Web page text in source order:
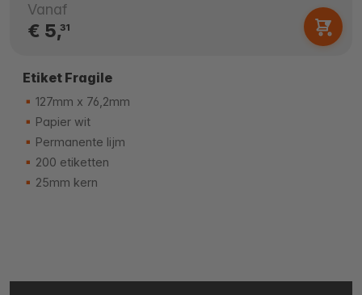
Vanaf
€ 5,31
Etiket Fragile
127mm x 76,2mm
Papier wit
Permanente lijm
200 etiketten
25mm kern